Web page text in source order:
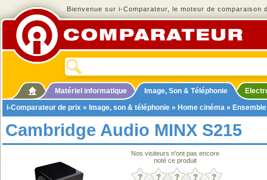
Bienvenue sur i-Comparateur, le moteur de comparaison
Matériel informatique Image, Son & Téléphonie
i-Comparateur de prix » Image, son & téléphonie » Home cinéma »
Cambridge Audio MINX S215
Nos visiteurs n'ont pas encore
noté ce produit